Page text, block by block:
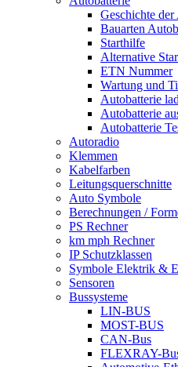
Geschichte
Bauarten
Starthilfe
Alternative
ETN Nummer
Wartung und
Autobatterie
Autobatterie
Autobatterie
Autoradio
Klemmen
Kabelfarben
Leitungsquerschnitte
Auto Symbole
Berechnungen /
PS Rechner
km mph Rechner
IP Schutzklassen
Symbole Elektrik &
Sensoren
Bussysteme
LIN-BUS
MOST-BUS
CAN-Bus
FLEXRAY-